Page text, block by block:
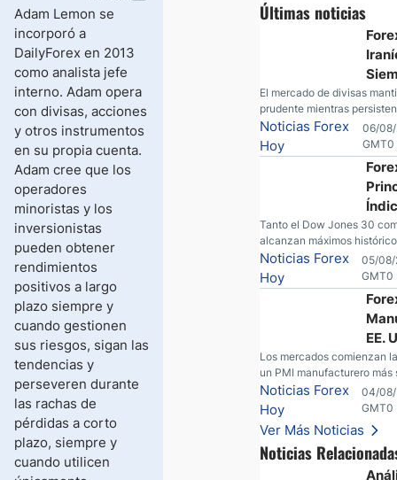
Adam Lemon se
incorporó a
DailyForex en 2013
como analista jefe
interno. Adam opera
con divisas, acciones
y otros instrumentos
en su propia cuenta.
Adam cree que los
operadores
minoristas y los
inversionistas
pueden obtener
rendimientos
positivos a largo
plazo siempre y
cuando gestionen
sus riesgos, sigan las
tendencias y
perseveren durante
las rachas de
pérdidas a corto
plazo, siempre y
cuando utilicen
Últimas noticias
El mercado de divisas
prudente mientras
sobre Oriente Medio. El
presión, el oro consolida
operadores esperan
económicas desde
Noticias Forex
Hoy
06/
GMT0
UU.
Tanto el Dow Jones 30
alcanzan máximos
encuentra nuevos
SpaceX y AMD son
llamadas de ganancias; el
cae por debajo de los $80
esperanzas; el dólar
continúa intentando
yen; el peso mexicano ve
medida que las tasas caen
Noticias Forex
Hoy
05/
GMT0
EE.
y el
Los mercados comienzan
un PMI manufacturero más
UU., movimientos en el
resultados corporativos,
seguridad en Bitcoin y
desde el mercado del
Noticias Forex
Hoy
04/
GMT0
Ver Más Noticias
Noticias